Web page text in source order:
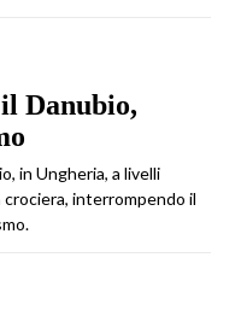
Danubio,
in Ungheria, a livelli
crociera, interrompendo il